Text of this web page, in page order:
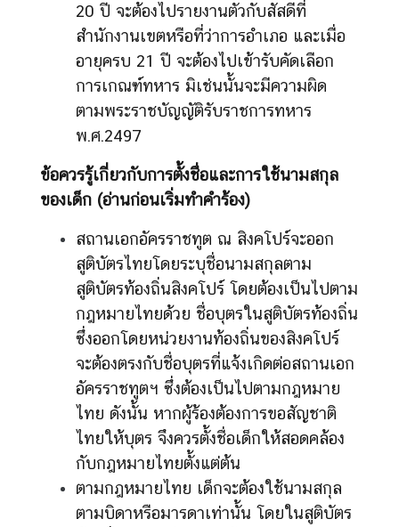
20 ปี จะต้องไปรายงานตัวกับสัสดีที่
สำนักงานเขตหรือที่ว่าการอำเภอ และเมื่อ
อายุครบ 21 ปี จะต้องไปเข้ารับคัดเลือก
การเกณฑ์ทหาร มิเช่นนั้นจะมีความผิด
ตามพระราชบัญญัติรับราชการทหาร
พ.ศ.2497
ข้อควรรู้เกี่ยวกับการตั้งชื่อและการใช้นามสกุล
ของเด็ก (อ่านก่อนเริ่มทำคำร้อง)
สถานเอกอัครราชทูต ณ สิงคโปร์จะออก
สูติบัตรไทยโดยระบุชื่อนามสกุลตาม
สูติบัตรท้องถิ่นสิงคโปร์ โดยต้องเป็นไปตาม
กฎหมายไทยด้วย ชื่อบุตรในสูติบัตรท้องถิ่น
ซึ่งออกโดยหน่วยงานท้องถิ่นของสิงคโปร์
จะต้องตรงกับชื่อบุตรที่แจ้งเกิดต่อสถานเอก
อัครราชทูตฯ ซึ่งต้องเป็นไปตามกฎหมาย
ไทย ดังนั้น หากผู้ร้องต้องการขอสัญชาติ
ไทยให้บุตร จึงควรตั้งชื่อเด็กให้สอดคล้อง
กับกฎหมายไทยตั้งแต่ต้น
ตามกฎหมายไทย เด็กจะต้องใช้นามสกุล
ตามบิดาหรือมารดาเท่านั้น โดยในสูติบัตร